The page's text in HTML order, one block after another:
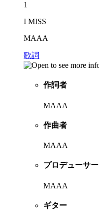
1
I MISS
MAAA
歌詞
作詞者
MAAA
作曲者
MAAA
プロデューサー
MAAA
ギター